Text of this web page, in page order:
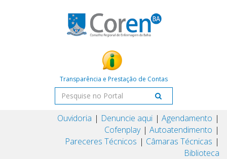
Transparência e Prestação de Contas
Ouvidoria Denuncie aqui
Agendamento
Cofenplay
Autoatendimento
Pareceres Técnicos
Câmaras Técnicas
Biblioteca